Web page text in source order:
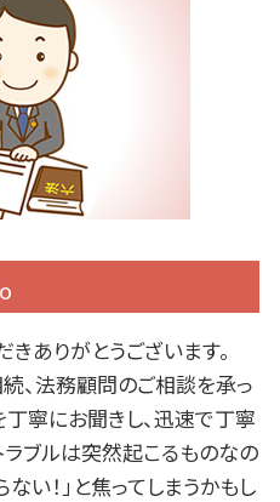
ありがとうございます。
、法務顧問のご相談を承っ
寧にお聞きし、迅速で丁寧
ラブルは突然起こるものなの
い！」と焦ってしまうかもし